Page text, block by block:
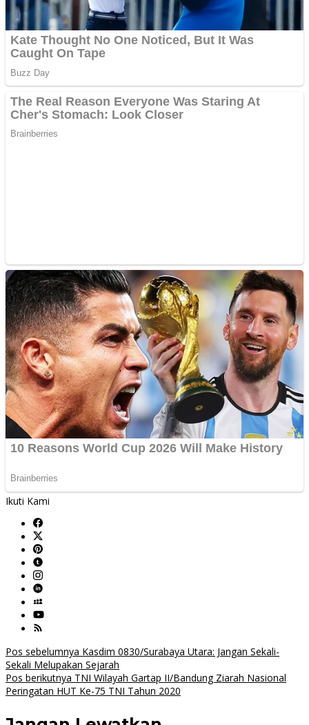
Ikuti Kami
Navigasi
pos
Pos sebelumnya Kasdim 0830/Surabaya Utara: Jangan Sekali-
Sekali Melupakan Sejarah
Pos berikutnya TNI Wilayah Gartap II/Bandung Ziarah Nasional
Peringatan HUT Ke-75 TNI Tahun 2020